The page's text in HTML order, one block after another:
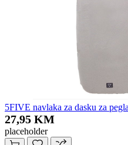
5FIVE navlaka za dasku za
27,95 KM
placeholder